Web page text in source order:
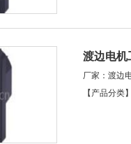
渡边电机
(WKM-
厂家：渡边
【产品分类